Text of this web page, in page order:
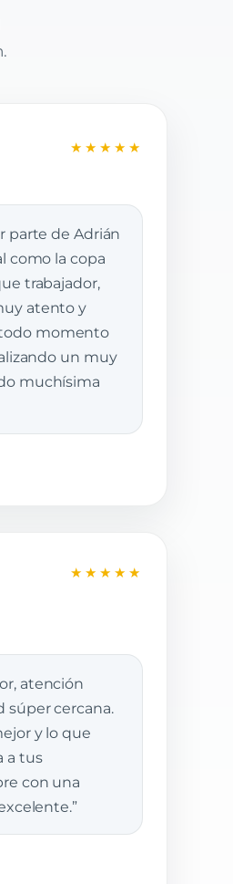
★★★★★
parte de Adrián
como la copa
trabajador,
atento y
momento
un muy
muchísima
★★★★★
atención
súper cercana.
y lo que
a tus
con una